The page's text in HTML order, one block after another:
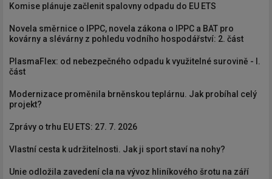
Komise plánuje začlenit spalovny odpadu do EU ETS
Novela směrnice o IPPC, novela zákona o IPPC a BAT pro
kovárny a slévárny z pohledu vodního hospodářství: 2. část
PlasmaFlex: od nebezpečného odpadu k využitelné surovině - I.
část
Modernizace proměnila brněnskou teplárnu. Jak probíhal celý
projekt?
Zprávy o trhu EU ETS: 27. 7. 2026
Vlastní cesta k udržitelnosti. Jak ji sport staví na nohy?
Unie odložila zavedení cla na vývoz hliníkového šrotu na září